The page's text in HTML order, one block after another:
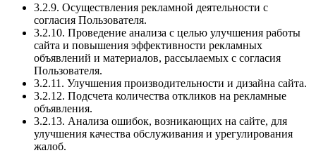
3.2.9. Осуществления рекламной деятельности с
согласия Пользователя.
3.2.10. Проведение анализа с целью улучшения работы
сайта и повышения эффективности рекламных
объявлений и материалов, рассылаемых с согласия
Пользователя.
3.2.11. Улучшения производительности и дизайна сайта.
3.2.12. Подсчета количества откликов на рекламные
объявления.
3.2.13. Анализа ошибок, возникающих на сайте, для
улучшения качества обслуживания и урегулирования
жалоб.